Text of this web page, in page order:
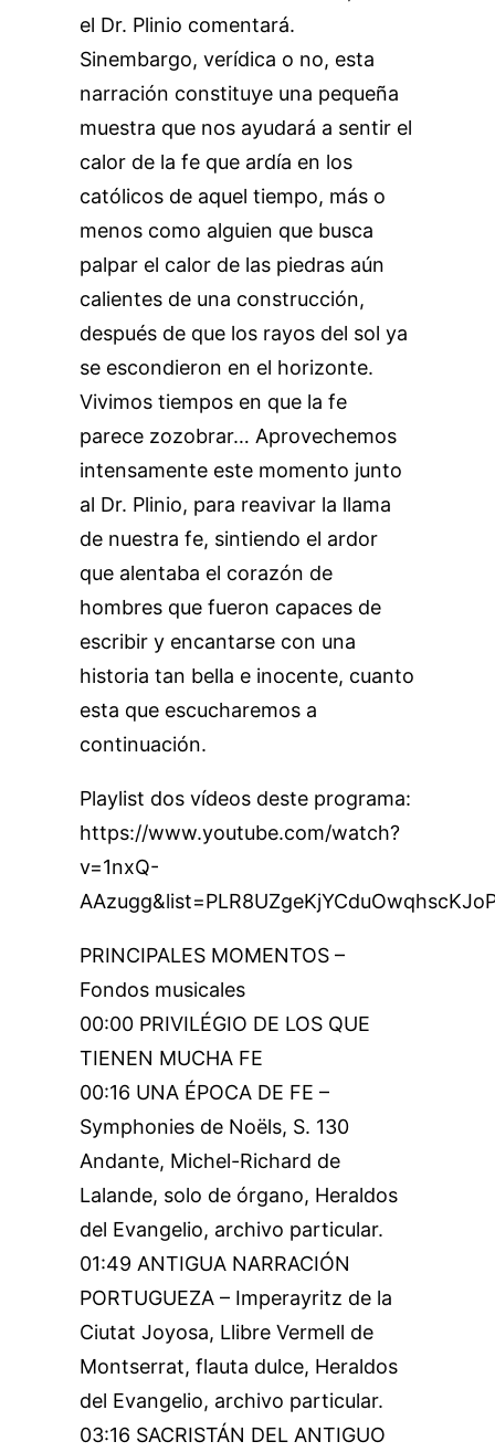
el Dr. Plinio comentará.
Sinembargo, verídica o no, esta
narración constituye una pequeña
muestra que nos ayudará a sentir el
calor de la fe que ardía en los
católicos de aquel tiempo, más o
menos como alguien que busca
palpar el calor de las piedras aún
calientes de una construcción,
después de que los rayos del sol ya
se escondieron en el horizonte.
Vivimos tiempos en que la fe
parece zozobrar… Aprovechemos
intensamente este momento junto
al Dr. Plinio, para reavivar la llama
de nuestra fe, sintiendo el ardor
que alentaba el corazón de
hombres que fueron capaces de
escribir y encantarse con una
historia tan bella e inocente, cuanto
esta que escucharemos a
continuación.
Playlist dos vídeos deste programa:
https://www.youtube.com/watch?
v=1nxQ-
PRINCIPALES MOMENTOS –
Fondos musicales
00:00 PRIVILÉGIO DE LOS QUE
TIENEN MUCHA FE
00:16 UNA ÉPOCA DE FE –
Symphonies de Noëls, S. 130
Andante, Michel-Richard de
Lalande, solo de órgano, Heraldos
del Evangelio, archivo particular.
01:49 ANTIGUA NARRACIÓN
PORTUGUEZA – Imperayritz de la
Ciutat Joyosa, Llibre Vermell de
Montserrat, flauta dulce, Heraldos
del Evangelio, archivo particular.
03:16 SACRISTÁN DEL ANTIGUO